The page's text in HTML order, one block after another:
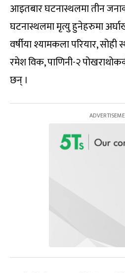
आइतबार घटनास्थलमा तीन
घटनास्थलमा मृत्यु हुनेहरुमा
वर्षीया श्यामकला परियार,
रमेश विक, पाणिनी-२
छन् ।